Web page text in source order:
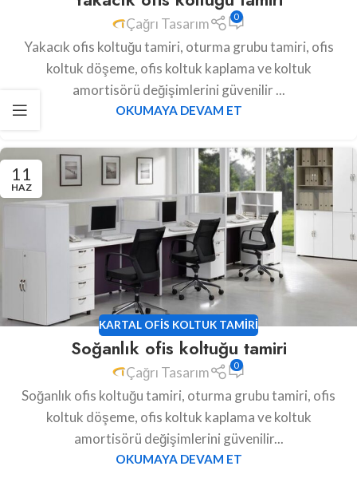
Çağrı Tasarım 0
Yakacık ofis koltuğu tamiri, oturma grubu tamiri, ofis
koltuk döşeme, ofis koltuk kaplama ve koltuk
amortisörü değişimlerini güvenilir ...
OKUMAYA DEVAM ET
11
HAZ
KARTAL OFIS KOLTUK TAMIRI
Soğanlık ofis koltuğu tamiri
Çağrı Tasarım 0
Soğanlık ofis koltuğu tamiri, oturma grubu tamiri, ofis
koltuk döşeme, ofis koltuk kaplama ve koltuk
amortisörü değişimlerini güvenilir...
OKUMAYA DEVAM ET